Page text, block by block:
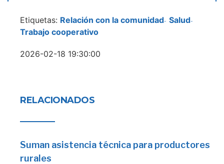
Etiquetas: Relación con la comunidad- Salud-
Trabajo cooperativo
2026-02-18 19:30:00
RELACIONADOS
Suman asistencia técnica para productores
rurales